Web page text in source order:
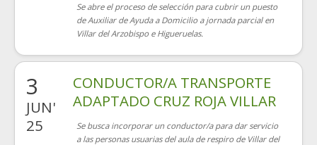
Se abre el proceso de selección para cubrir un puesto
de Auxiliar de Ayuda a Domicilio a jornada parcial en
Villar del Arzobispo e Higueruelas.
3
JUN'
25
CONDUCTOR/A TRANSPORTE
ADAPTADO CRUZ ROJA VILLAR
Se busca incorporar un conductor/a para dar servicio
a las personas usuarias del aula de respiro de Villar del